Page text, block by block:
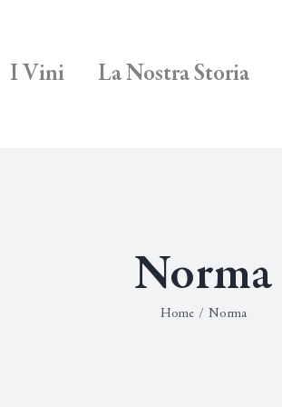
I Vini La Nostra Storia
Norma
Home / Norma